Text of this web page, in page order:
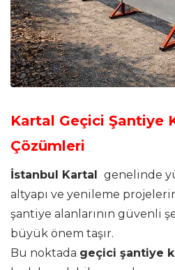
Kartal Geçici Şantiye
Çözümleri
İstanbul Kartal genelinde
altyapı ve yenileme
şantiye alanlarının güvenli
büyük önem taşır.
Bu noktada geçici şantiye